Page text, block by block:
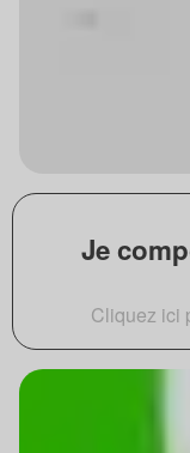
Je
Cliquez ici